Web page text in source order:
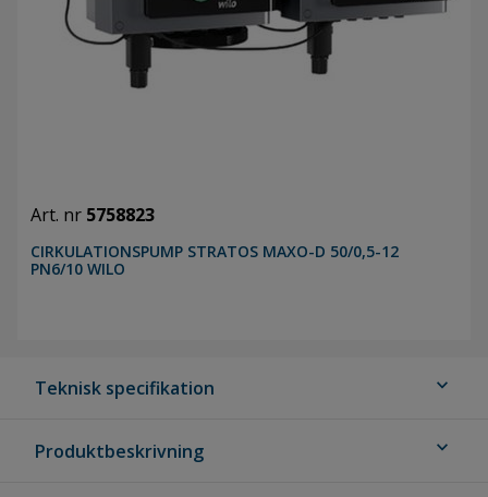
Art. nr 5758823
CIRKULATIONSPUMP STRATOS MAXO-D 50/0,5-12
PN6/10 WILO
Teknisk specifikation expand_more
Produktbeskrivning expand_more